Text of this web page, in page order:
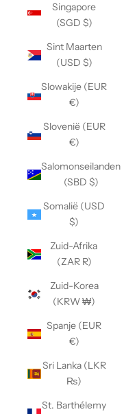
Singapore
(SGD $)
Sint Maarten
(USD $)
Slowakije (EUR
€)
Slovenië (EUR
€)
Salomonseilanden
(SBD $)
Somalië (USD
$)
Zuid-Afrika
(ZAR R)
Zuid-Korea
(KRW ₩)
Spanje (EUR
€)
Sri Lanka (LKR
₨)
St. Barthélemy